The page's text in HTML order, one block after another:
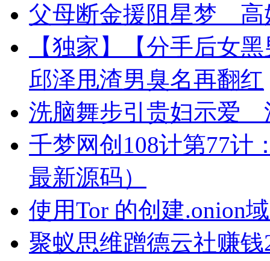
父母断金援阻星梦 高
【独家】【分手后女
邱泽甩渣男臭名再翻红
洗脑舞步引贵妇示爱
千梦网创108计第77计
最新源码）
使用Tor 的创建.onion
聚蚁思维蹭德云社赚